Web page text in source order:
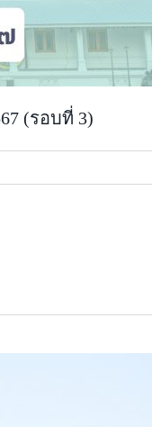
(รอบที่ 3)